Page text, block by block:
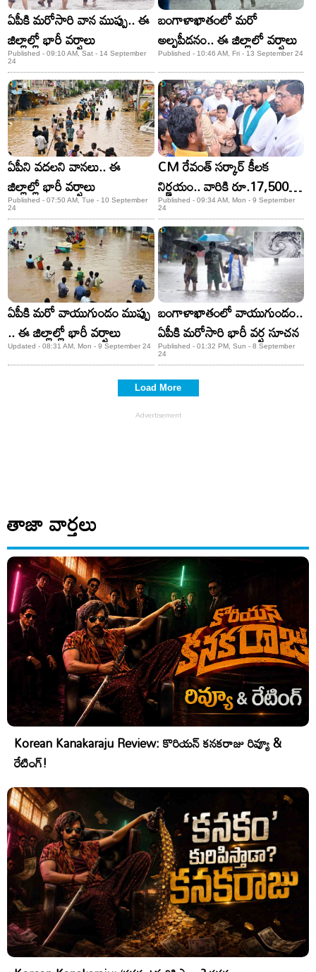
ఏపీకి మరోసారి వాన ముప్పు.. ఈ
జిల్లాల్లో భారీ వర్షాలు
Published - 09:10 AM, Sat - 14 September
24
బంగాళాఖాతంలో మరో
అల్పపీడనం.. ఈ జిల్లాలో వర్షాలు
Published - 10:46 AM, Fri - 13 September 24
ఏపీని వదలని వానలు.. ఈ
జిల్లాల్లో భారీ వర్షాలు
Published - 07:50 AM, Tue - 10 September
24
CM రేవంత్ సర్కార్ కీలక
నిర్ణయం.. వారికి రూ.17,500
సాయం
Published - 09:34 AM, Mon - 9 September
24
ఏపీకి మరో వాయుగుండం ముప్పు
.. ఈ జిల్లాల్లో భారీ వర్షాలు
Updated - 08:31 AM, Mon - 9 September 24
బంగాళాఖాతంలో వాయుగుండం..
ఏపీకి మరోసారి భారీ వర్ష సూచన
Published - 01:32 PM, Sun - 8 September
24
Load More
తాజా వార్తలు
Korean Kanakaraju Review: కొరియన్ కనకరాజు రివ్యూ &
రేటింగ్!